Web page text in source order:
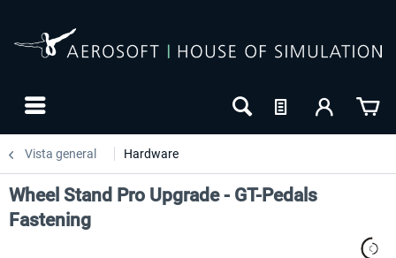
Vista general Hardware
Wheel Stand Pro Upgrade - GT-Pedals
Fastening